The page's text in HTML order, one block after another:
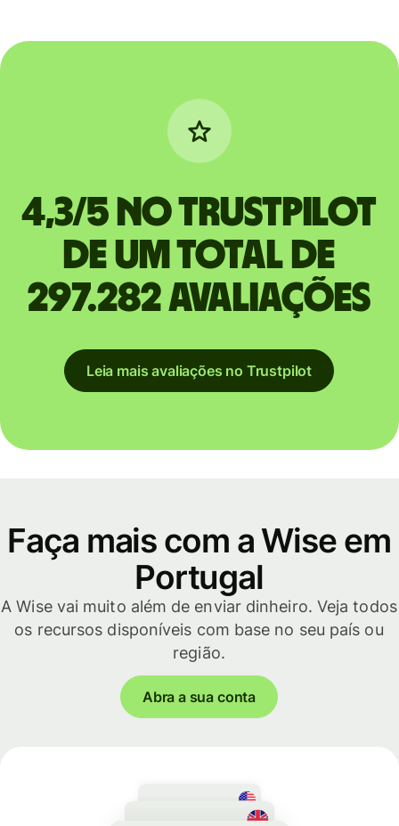
4,3/5 no Trustpilot
de um total de
297.282 avaliações
Leia mais avaliações no Trustpilot
Faça mais com a Wise em
Portugal
A Wise vai muito além de enviar dinheiro. Veja todos
os recursos disponíveis com base no seu país ou
região.
Abra a sua conta